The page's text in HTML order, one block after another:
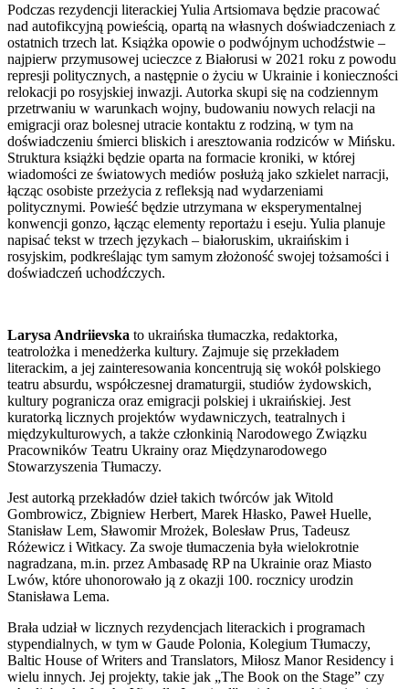
Podczas rezydencji literackiej Yulia Artsiomava będzie pracować
nad autofikcyjną powieścią, opartą na własnych doświadczeniach z
ostatnich trzech lat. Książka opowie o podwójnym uchodźstwie –
najpierw przymusowej ucieczce z Białorusi w 2021 roku z powodu
represji politycznych, a następnie o życiu w Ukrainie i konieczności
relokacji po rosyjskiej inwazji. Autorka skupi się na codziennym
przetrwaniu w warunkach wojny, budowaniu nowych relacji na
emigracji oraz bolesnej utracie kontaktu z rodziną, w tym na
doświadczeniu śmierci bliskich i aresztowania rodziców w Mińsku.
Struktura książki będzie oparta na formacie kroniki, w której
wiadomości ze światowych mediów posłużą jako szkielet narracji,
łącząc osobiste przeżycia z refleksją nad wydarzeniami
politycznymi. Powieść będzie utrzymana w eksperymentalnej
konwencji gonzo, łącząc elementy reportażu i eseju. Yulia planuje
napisać tekst w trzech językach – białoruskim, ukraińskim i
rosyjskim, podkreślając tym samym złożoność swojej tożsamości i
doświadczeń uchodźczych.
Larysa Andriievska to ukraińska tłumaczka, redaktorka,
teatrolożka i menedżerka kultury. Zajmuje się przekładem
literackim, a jej zainteresowania koncentrują się wokół polskiego
teatru absurdu, współczesnej dramaturgii, studiów żydowskich,
kultury pogranicza oraz emigracji polskiej i ukraińskiej. Jest
kuratorką licznych projektów wydawniczych, teatralnych i
międzykulturowych, a także członkinią Narodowego Związku
Pracowników Teatru Ukrainy oraz Międzynarodowego
Stowarzyszenia Tłumaczy.
Jest autorką przekładów dzieł takich twórców jak Witold
Gombrowicz, Zbigniew Herbert, Marek Hłasko, Paweł Huelle,
Stanisław Lem, Sławomir Mrożek, Bolesław Prus, Tadeusz
Różewicz i Witkacy. Za swoje tłumaczenia była wielokrotnie
nagradzana, m.in. przez Ambasadę RP na Ukrainie oraz Miasto
Lwów, które uhonorowało ją z okazji 100. rocznicy urodzin
Stanisława Lema.
Brała udział w licznych rezydencjach literackich i programach
stypendialnych, w tym w Gaude Polonia, Kolegium Tłumaczy,
Baltic House of Writers and Translators, Miłosz Manor Residency i
wielu innych. Jej projekty, takie jak „The Book on the Stage” czy